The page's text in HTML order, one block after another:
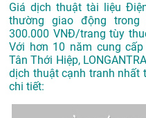
Giá dịch thuật tài liệu
thường giao động trong
300.000 VNĐ/trang tùy
Với hơn 10 năm cung
Tân Thới Hiệp,
dịch thuật cạnh tranh nhất
chi tiết: